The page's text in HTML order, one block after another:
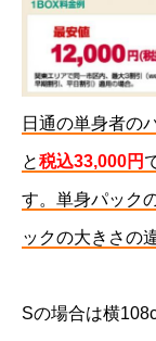
日通の単身者の
と税込33,000円
す。単身パック
ックの大きさの
Sの場合は横